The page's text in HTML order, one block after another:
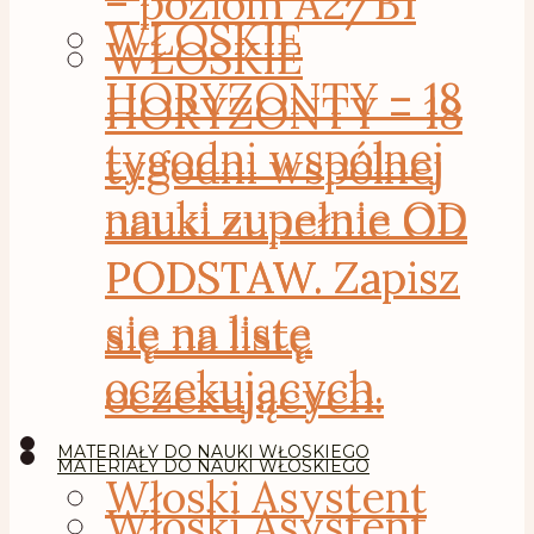
WŁOSKIE
HORYZONTY – 18
tygodni wspólnej
nauki zupełnie OD
PODSTAW. Zapisz
się na listę
oczekujących.
MATERIAŁY DO NAUKI WŁOSKIEGO
WŁOSKIE
HORYZONTY – 18
tygodni wspólnej
nauki zupełnie OD
PODSTAW. Zapisz
się na listę
oczekujących.
MATERIAŁY DO NAUKI WŁOSKIEGO
Włoski Asystent